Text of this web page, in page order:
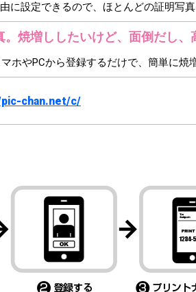
に設定できるので、ほとんどの証明写真
焼増ししたいけど、面倒だし、
ホやPCから登録するだけで、簡単に焼
chan.net/c/